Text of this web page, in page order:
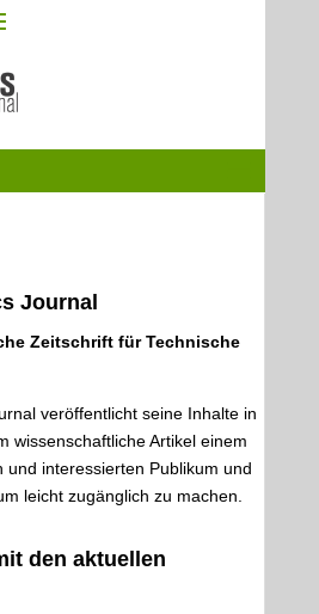
Journal
Zeitschrift für Technische
veröffentlicht seine Inhalte in
wissenschaftliche Artikel einem
und interessierten Publikum und
leicht zugänglich zu machen.
den aktuellen